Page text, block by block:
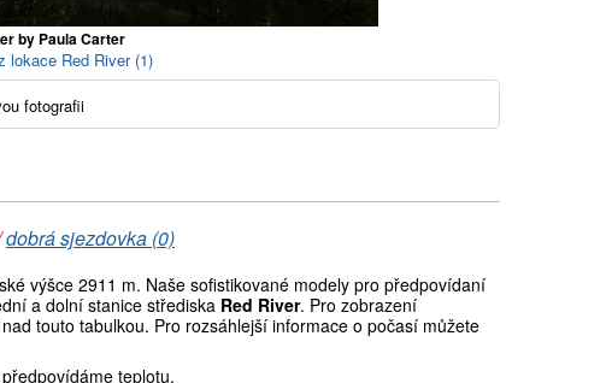
by Paula Carter
lokace Red River (1)
fotografii
dobrá sjezdovka (0)
výšce 2911 m. Naše sofistikované modely pro předpovídaní
a dolní stanice střediska Red River. Pro zobrazení
touto tabulkou. Pro rozsáhlejší informace o počasí můžete
teplotu.